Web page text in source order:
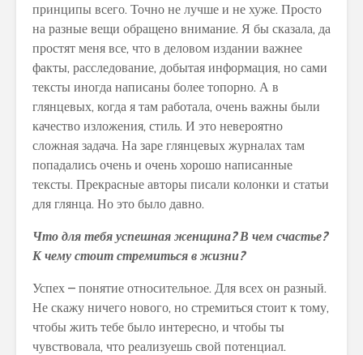
принципы всего. Точно не лучше и не хуже. Просто
на разные вещи обращено внимание. Я бы сказала, да
простят меня все, что в деловом издании важнее
факты, расследование, добытая информация, но сами
тексты иногда написаны более топорно. А в
глянцевых, когда я там работала, очень важны были
качество изложения, стиль. И это невероятно
сложная задача. На заре глянцевых журналах там
попадались очень и очень хорошо написанные
тексты. Прекрасные авторы писали колонки и статьи
для глянца. Но это было давно.
Что для тебя успешная женщина? В чем счастье?
К чему стоит стремиться в жизни?
Успех – понятие относительное. Для всех он разный.
Не скажу ничего нового, но стремиться стоит к тому,
чтобы жить тебе было интересно, и чтобы ты
чувствовала, что реализуешь свой потенциал.